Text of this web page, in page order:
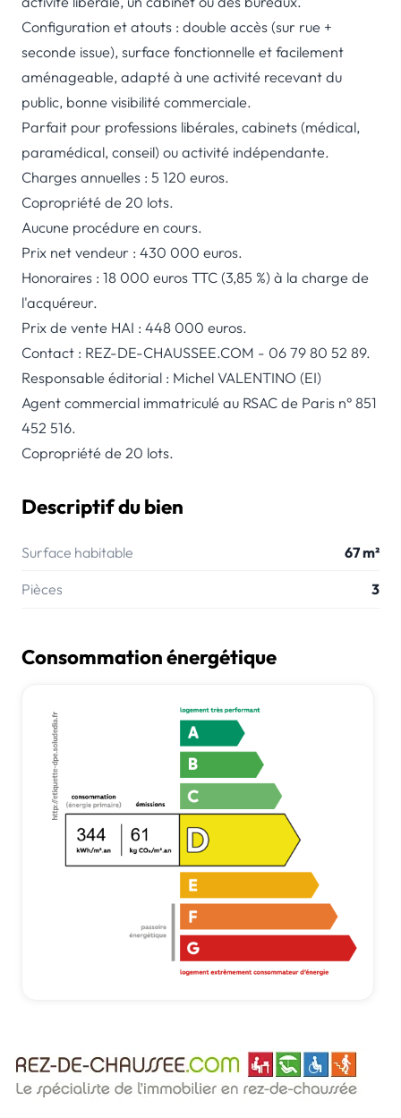
Configuration et atouts : double accès (sur rue +
seconde issue), surface fonctionnelle et facilement
aménageable, adapté à une activité recevant du
public, bonne visibilité commerciale.
Parfait pour professions libérales, cabinets (médical,
paramédical, conseil) ou activité indépendante.
Charges annuelles : 5 120 euros.
Copropriété de 20 lots.
Aucune procédure en cours.
Prix net vendeur : 430 000 euros.
Honoraires : 18 000 euros TTC (3,85 %) à la charge de
l'acquéreur.
Prix de vente HAI : 448 000 euros.
Contact : REZ-DE-CHAUSSEE.COM - 06 79 80 52 89.
Responsable éditorial : Michel VALENTINO (EI)
Agent commercial immatriculé au RSAC de Paris n° 851
452 516.
Copropriété de 20 lots.
Descriptif du bien
Surface habitable 67 m²
Pièces 3
Consommation énergétique